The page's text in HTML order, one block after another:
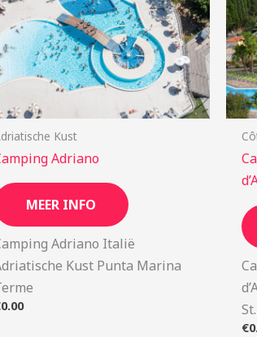
Kust
Adriano
MEER INFO
Adriano Italië
Kust Punta Marina
0.00
€